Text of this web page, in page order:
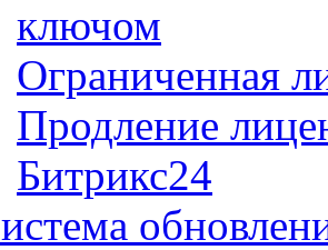
ключом
Ограниченная
Продление
Битрикс24